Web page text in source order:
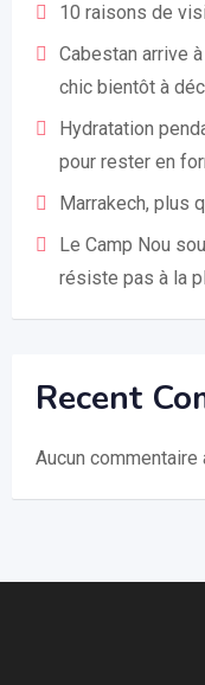
10 raisons de
Cabestan arrive
chic bientôt à
Hydratation
pour rester en
Marrakech, plus
Le Camp Nou
résiste pas à la
Recent
Aucun commentaire